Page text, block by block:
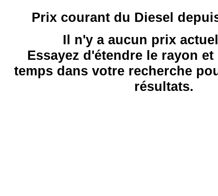
Prix courant du Diesel
Il n'y a aucun prix
Essayez d'étendre le rayon
temps dans votre recherche
résultats.